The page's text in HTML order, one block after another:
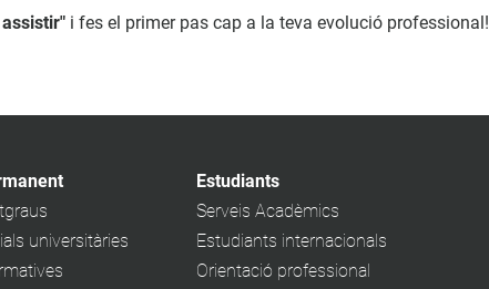
i fes el primer pas cap a la teva evolució professional!
universitàries
Estudiants
Serveis Acadèmics
Estudiants internacionals
Orientació professional